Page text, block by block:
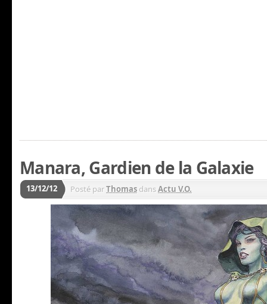
Manara, Gardien de la Galaxie
13/12/12 Posté parThomas dansActu V.O.